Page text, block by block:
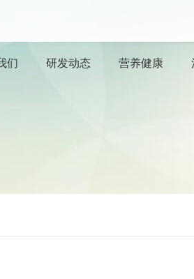
们 研发动态 营养健康